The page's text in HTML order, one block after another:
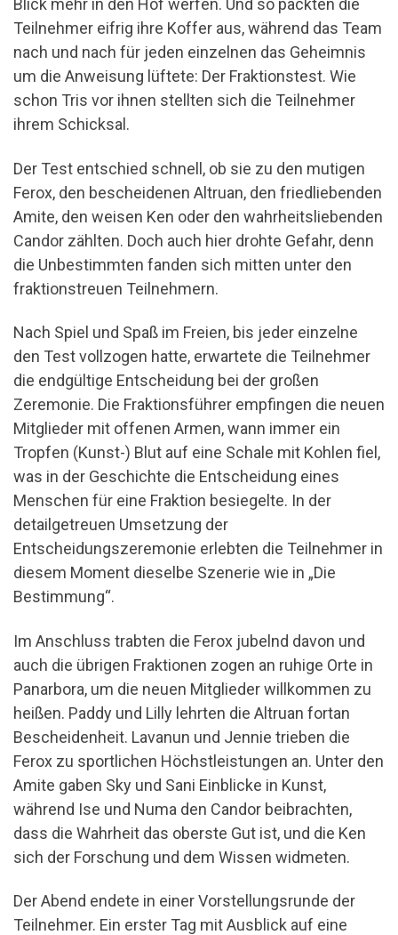
Blick mehr in den Hof werfen. Und so packten die
Teilnehmer eifrig ihre Koffer aus, während das Team
nach und nach für jeden einzelnen das Geheimnis
um die Anweisung lüftete: Der Fraktionstest. Wie
schon Tris vor ihnen stellten sich die Teilnehmer
ihrem Schicksal.
Der Test entschied schnell, ob sie zu den mutigen
Ferox, den bescheidenen Altruan, den friedliebenden
Amite, den weisen Ken oder den wahrheitsliebenden
Candor zählten. Doch auch hier drohte Gefahr, denn
die Unbestimmten fanden sich mitten unter den
fraktionstreuen Teilnehmern.
Nach Spiel und Spaß im Freien, bis jeder einzelne
den Test vollzogen hatte, erwartete die Teilnehmer
die endgültige Entscheidung bei der großen
Zeremonie. Die Fraktionsführer empfingen die neuen
Mitglieder mit offenen Armen, wann immer ein
Tropfen (Kunst-) Blut auf eine Schale mit Kohlen fiel,
was in der Geschichte die Entscheidung eines
Menschen für eine Fraktion besiegelte. In der
detailgetreuen Umsetzung der
Entscheidungszeremonie erlebten die Teilnehmer in
diesem Moment dieselbe Szenerie wie in „Die
Bestimmung“.
Im Anschluss trabten die Ferox jubelnd davon und
auch die übrigen Fraktionen zogen an ruhige Orte in
Panarbora, um die neuen Mitglieder willkommen zu
heißen. Paddy und Lilly lehrten die Altruan fortan
Bescheidenheit. Lavanun und Jennie trieben die
Ferox zu sportlichen Höchstleistungen an. Unter den
Amite gaben Sky und Sani Einblicke in Kunst,
während Ise und Numa den Candor beibrachten,
dass die Wahrheit das oberste Gut ist, und die Ken
sich der Forschung und dem Wissen widmeten.
Der Abend endete in einer Vorstellungsrunde der
Teilnehmer. Ein erster Tag mit Ausblick auf eine